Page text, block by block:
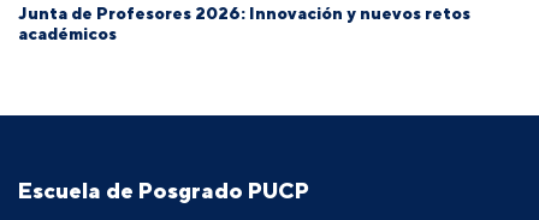
Junta de Profesores 2026: Innovación y nuevos retos
académicos
Escuela de Posgrado PUCP